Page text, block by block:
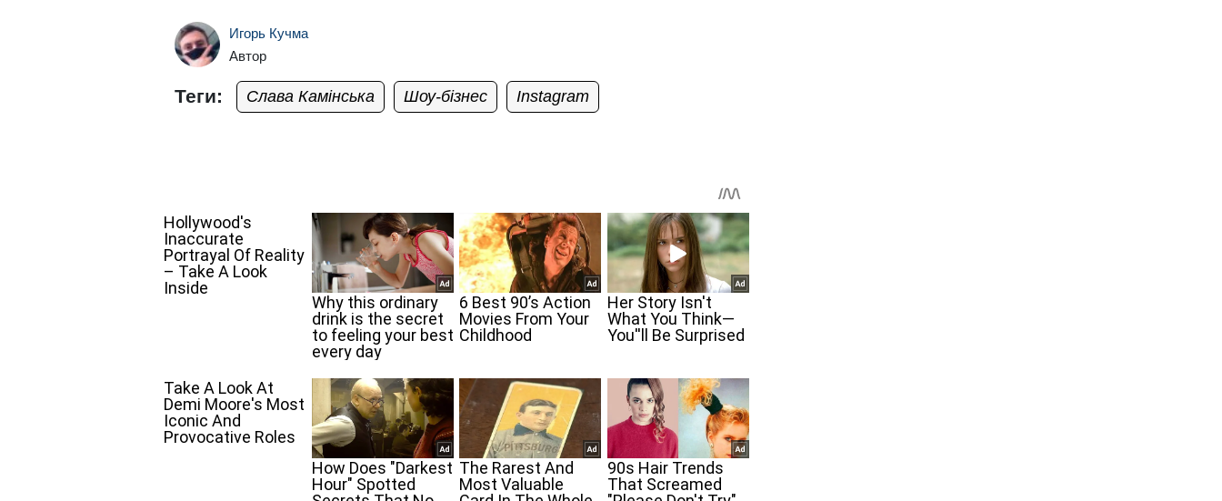
Игорь Кучма
Автор
Теги: Слава Камінська Шоу-бізнес Instagram